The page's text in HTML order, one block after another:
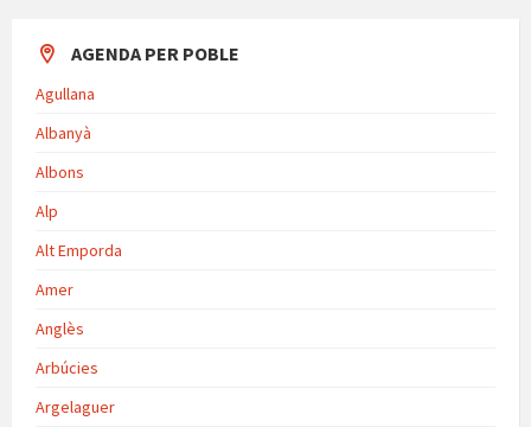
AGENDA PER POBLE
Agullana
Albanyà
Albons
Alp
Alt Emporda
Amer
Anglès
Arbúcies
Argelaguer